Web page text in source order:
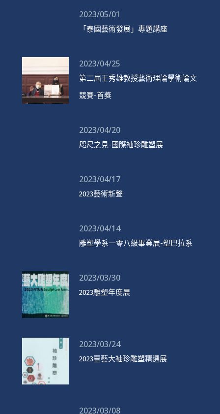
2023/05/01
「泰國藝術發展」專題講座
2023/04/25
第二屆王秀雄教授藝術理論學術論文
競賽-首獎
2023/04/20
咫尺之見-國際袖珍雕塑展
2023/04/17
2023藝術新聲
2023/04/14
雕塑學系一零八級畢業展-塑巴拉系
2023/03/30
2023雕塑年度展
2023/03/24
2023臺藝大袖珍雕塑精選展
2023/03/08